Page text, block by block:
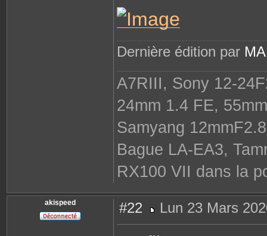
Dernière édition par
A7RIII, Sony 12-
24mm 1.4 FE,
Samyang 12mmF2.8
Bague LA-EA3,
RX100 VII dans la
akispeed #22
e
Lun 23 Mars